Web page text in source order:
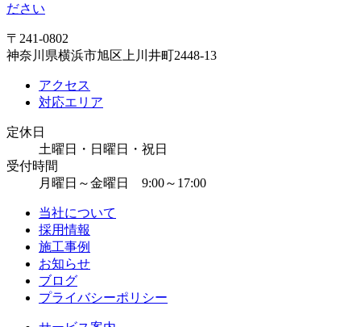
〒241-0802
神奈川県横浜市旭区上川井町2448-13
アクセス
対応エリア
定休日
土曜日・日曜日・祝日
受付時間
月曜日～金曜日 9:00～17:00
当社について
採用情報
施工事例
お知らせ
ブログ
プライバシーポリシー